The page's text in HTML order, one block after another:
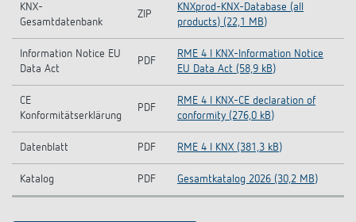
KNX-
Gesamtdatenbank
ZIP
KNXprod-KNX-Database (all
products) (22,1 MB)
Information Notice EU
Data Act
PDF
RME 4 I KNX-Information Notice
EU Data Act (58,9 kB)
CE
Konformitätserklärung
PDF
RME 4 I KNX-CE declaration of
conformity (276,0 kB)
Datenblatt PDF RME 4 I KNX (381,3 kB)
Katalog PDF Gesamtkatalog 2026 (30,2 MB)